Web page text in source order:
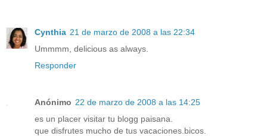
Cynthia 21 de marzo de 2008 a las 22:34
Ummmm, delicious as always.
Responder
Anónimo 22 de marzo de 2008 a las 14:25
es un placer visitar tu blogg paisana.
que disfrutes mucho de tus vacaciones.bicos.